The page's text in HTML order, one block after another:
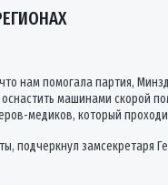
нам помогала партия,
машинами скорой
медиков, который
замсекретаря